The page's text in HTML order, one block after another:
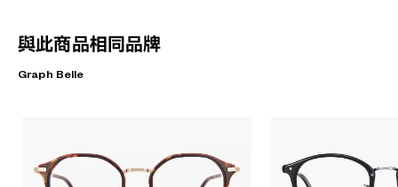
與此商品相同品牌
Graph Belle